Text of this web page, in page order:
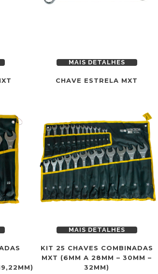
MAIS DETALHES
CHAVE ESTRELA MXT
MAIS DETALHES
KIT 25 CHAVES COMBINADAS
MXT (6MM A 28MM – 30MM –
32MM)